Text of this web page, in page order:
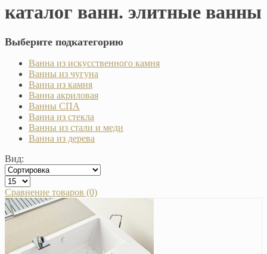
каталог ванн. элитные ванны
Выберите подкатегорию
Ванна из искусственного камня
Ванны из чугуна
Ванна из камня
Ванна акриловая
Ванны СПА
Ванна из стекла
Ванны из стали и меди
Ванна из дерева
Вид:
Сравнение товаров (0)